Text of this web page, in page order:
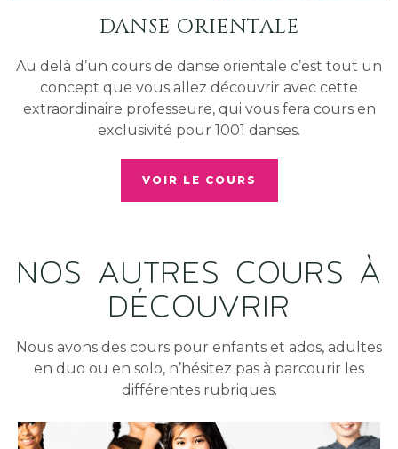
DANSE ORIENTALE
Au delà d’un cours de danse orientale c’est tout un
concept que vous allez découvrir avec cette
extraordinaire professeure, qui vous fera cours en
exclusivité pour 1001 danses.
VOIR LE COURS
NOS AUTRES COURS À
DÉCOUVRIR
Nous avons des cours pour enfants et ados, adultes
en duo ou en solo, n’hésitez pas à parcourir les
différentes rubriques.